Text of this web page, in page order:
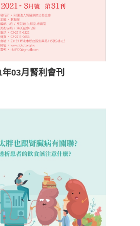
年03月腎利會刊